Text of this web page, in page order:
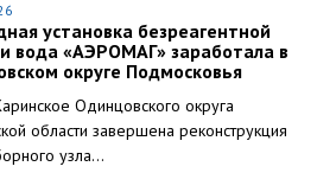
установка безреагентной
вода «АЭРОМАГ» заработала в
округе Подмосковья
Одинцовского округа
области завершена реконструкция
узла...